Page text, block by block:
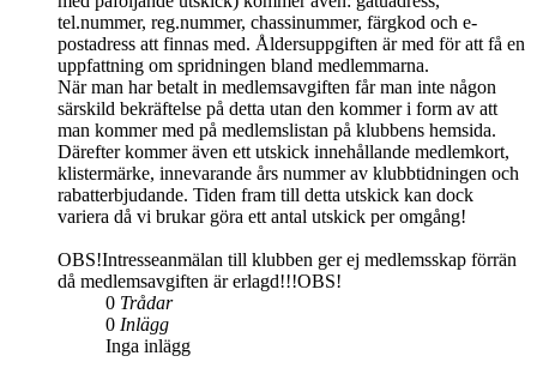
tel.nummer, reg.nummer, chassinummer, färgkod och e-
postadress att finnas med. Åldersuppgiften är med för att få en
uppfattning om spridningen bland medlemmarna.
När man har betalt in medlemsavgiften får man inte någon
särskild bekräftelse på detta utan den kommer i form av att
man kommer med på medlemslistan på klubbens hemsida.
Därefter kommer även ett utskick innehållande medlemkort,
klistermärke, innevarande års nummer av klubbtidningen och
rabatterbjudande. Tiden fram till detta utskick kan dock
variera då vi brukar göra ett antal utskick per omgång!
OBS!Intresseanmälan till klubben ger ej medlemsskap förrän
då medlemsavgiften är erlagd!!!OBS!
0 Trådar
0 Inlägg
Inga inlägg